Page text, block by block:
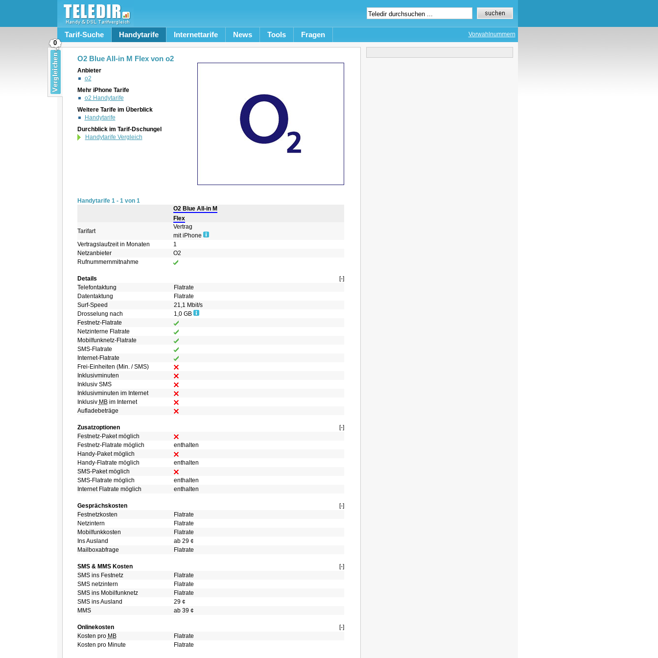
Tarif-Suche Handytarife Internettarife News Tools Fragen Vorwahlnummern
O2 Blue All-in M Flex von o2
Anbieter
o2
Mehr iPhone Tarife
o2 Handytarife
Weitere Tarife im Überblick
Handytarife
Durchblick im Tarif-Dschungel
Handytarife Vergleich
Handytarife 1 - 1 von 1
O2 Blue All-in M
Flex
Tarifart
Vertrag
mit iPhone
Vertragslaufzeit in Monaten
1
Netzanbieter
O2
Rufnummernmitnahme
Details
[-]
Telefontaktung
Flatrate
Datentaktung
Flatrate
Surf-Speed
21,1 Mbit/s
Drosselung nach
1,0 GB
Festnetz-Flatrate
Netzinterne Flatrate
Mobilfunknetz-Flatrate
SMS-Flatrate
Internet-Flatrate
Frei-Einheiten (Min. / SMS)
Inklusivminuten
Inklusiv SMS
Inklusivminuten im Internet
Inklusiv MBim Internet
Aufladebeträge
Zusatzoptionen
[-]
Festnetz-Paket möglich
Festnetz-Flatrate möglich
enthalten
Handy-Paket möglich
Handy-Flatrate möglich
enthalten
SMS-Paket möglich
SMS-Flatrate möglich
enthalten
Internet Flatrate möglich
enthalten
Gesprächskosten
[-]
Festnetzkosten
Flatrate
Netzintern
Flatrate
Mobilfunkkosten
Flatrate
Ins Ausland
ab 29 ¢
Mailboxabfrage
Flatrate
SMS & MMS Kosten
[-]
SMS ins Festnetz
Flatrate
SMS netzintern
Flatrate
SMS ins Mobilfunknetz
Flatrate
SMS ins Ausland
29 ¢
MMS
ab 39 ¢
Onlinekosten
[-]
Kosten pro MB
Flatrate
Kosten pro Minute
Flatrate
0